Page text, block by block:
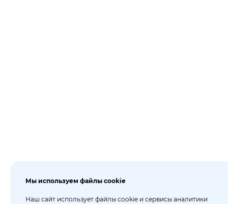
Мы используем файлы cookie
Наш сайт использует файлы cookie и сервисы аналитики